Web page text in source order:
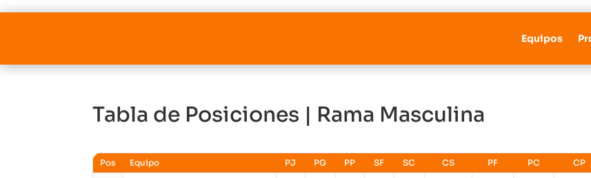
Equipos
Tabla de Posiciones | Rama Masculina
Pos Equipo PJ PG PP SF SC CS PF PC CP